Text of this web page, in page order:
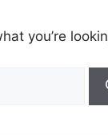
you’re